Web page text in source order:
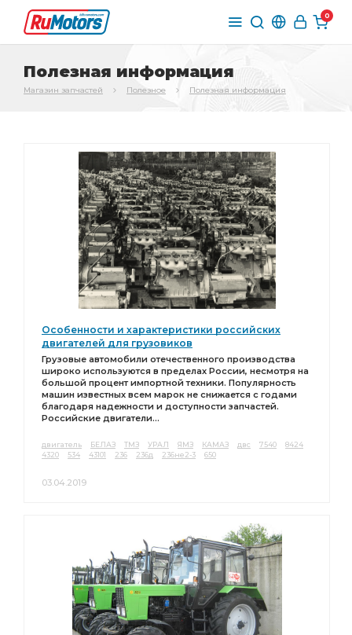
0
Полезная информация
Магазин запчастей Полезное Полезная информация
Особенности и характеристики российских
двигателей для грузовиков
Грузовые автомобили отечественного производства
широко используются в пределах России, несмотря на
большой процент импортной техники. Популярность
машин известных всем марок не снижается с годами
благодаря надежности и доступности запчастей.
Российские двигатели...
двигатель БЕЛАЗ ТМЗ УРАЛ ЯМЗ КАМАЗ двс 7540
8424
4320
534 43101 236 236д 236не2-3 650
03.04.2019